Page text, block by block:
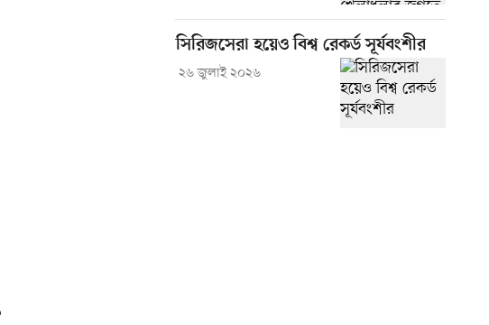
সিরিজসেরা হয়েও বিশ্ব রেকর্ড সূর্যবংশীর
২৬ জুলাই ২০২৬